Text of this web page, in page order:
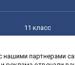
11 класс
1 класс 2
нашими партнерами